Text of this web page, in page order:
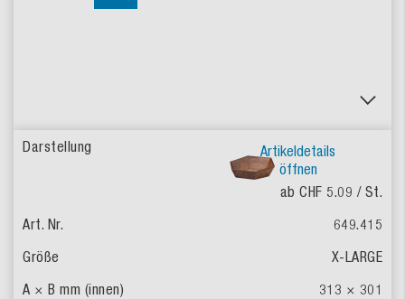
Artikeldetails
öffnen
ab CHF 5.09 / St.
649.415
X-LARGE
313 × 301